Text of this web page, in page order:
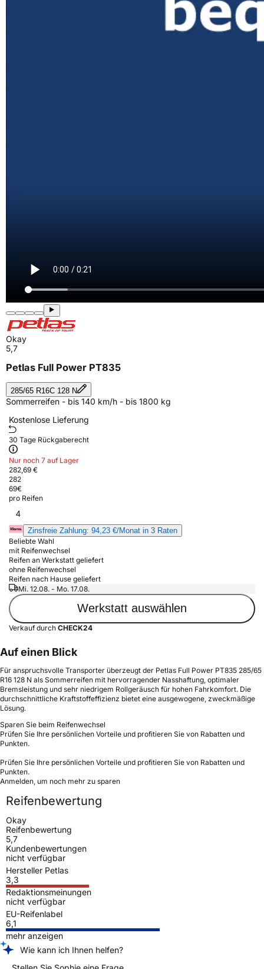
Okay
5,7
Petlas Full Power PT835
285/65 R16C 128 N
Sommerreifen - bis 140 km/h - bis 1800 kg
Kostenlose Lieferung
30 Tage Rückgaberecht
Nur noch 7 auf Lager
282,69 €
282
69€
pro Reifen
4
Zinsfreie Zahlung: 94,23 €/Monat in 3 Raten
Beliebte Wahl
mit Reifenwechsel
Reifen an Werkstatt geliefert
ohne Reifenwechsel
Reifen nach Hause geliefert
Mi. 12.08. - Mo. 17.08.
Werkstatt auswählen
Verkauf durch CHECK24
Auf einen Blick
Für anspruchsvolle Transporter überzeugt der Petlas Full Power PT835 285/65
R16 128 N als Sommerreifen mit hervorragender Nasshaftung, optimaler
Bremsleistung und sehr niedrigem Rollgeräusch für hohen Fahrkomfort. Die
durchschnittliche Kraftstoffeffizienz bietet eine ausgewogene, zweckmäßige
Lösung.
Sparen Sie beim Reifenwechsel
Prüfen Sie Ihre persönlichen Vorteile und profitieren Sie von Rabatten und
Punkten.
Prüfen Sie Ihre persönlichen Vorteile und profitieren Sie von Rabatten und
Punkten.
Anmelden, um noch mehr zu sparen
Reifenbewertung
Okay
Reifenbewertung
5,7
Kundenbewertungen
nicht verfügbar
Hersteller Petlas
3,3
Redaktionsmeinungen
nicht verfügbar
EU-Reifenlabel
6,1
mehr anzeigen
Wie kann ich Ihnen helfen?